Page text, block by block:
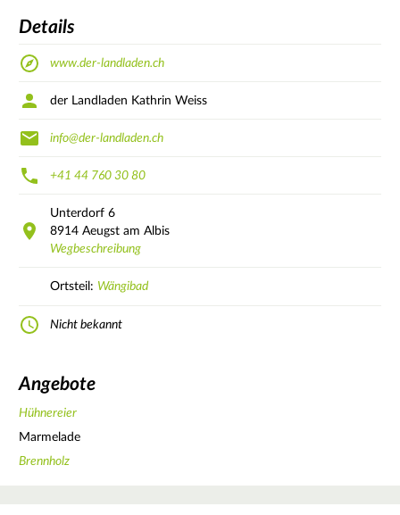
Details
www.der-landladen.ch
der Landladen Kathrin Weiss
info@der-landladen.ch
+41 44 760 30 80
Unterdorf 6
8914 Aeugst am Albis
Wegbeschreibung
Ortsteil: Wängibad
Nicht bekannt
Angebote
Hühnereier
Marmelade
Brennholz